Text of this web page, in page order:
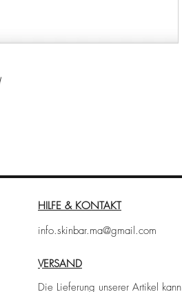
und regenerierende
mit Wattepad auf Gesicht, Hals und
und tragen Sie sie sanft auf
HILFE & KONTAKT
info.skinbar.ma@gmail.com
VERSAND
Die Lieferung unserer Artikel